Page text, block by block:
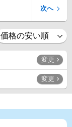
次へ
変更
変更